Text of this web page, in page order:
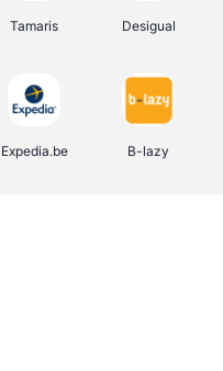
Tamaris Desigual
Expedia.be B-lazy